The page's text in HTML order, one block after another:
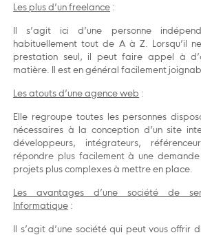
Les plus d’un freelance :
Il s’agit ici d’une personne
habituellement tout de A à Z. Lorsqu’il
prestation seul, il peut faire appel à
matière. Il est en général facilement
Les atouts d’une agence web :
Elle regroupe toutes les personnes
nécessaires à la conception d’un site
développeurs, intégrateurs,
répondre plus facilement à une
projets plus complexes à mettre en place.
Les avantages d’une société de
Informatique :
Il s’agit d’une société qui peut vous offrir